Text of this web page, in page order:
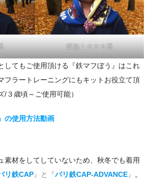
阪急１０００系
してもご使用頂ける『鉄マフぼう』はこれ
フラートレーニングにもキットお役立て頂
３歳頃～ご使用可能）
の使用方法動画
素材をしてしていないため、秋冬でも着用
リ鉄CAP 』と『バリ鉄CAP-ADVANCE 』 。